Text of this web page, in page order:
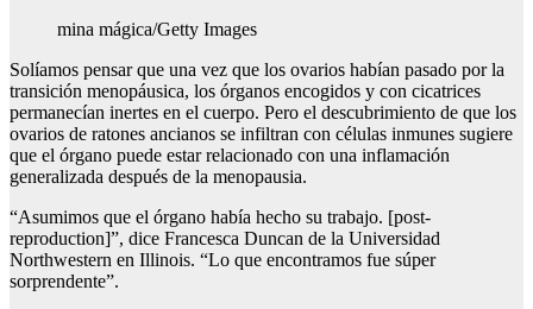
mina mágica/Getty Images
Solíamos pensar que una vez que los ovarios habían pasado por la
transición menopáusica, los órganos encogidos y con cicatrices
permanecían inertes en el cuerpo. Pero el descubrimiento de que los
ovarios de ratones ancianos se infiltran con células inmunes sugiere
que el órgano puede estar relacionado con una inflamación
generalizada después de la menopausia.
“Asumimos que el órgano había hecho su trabajo. [post-
reproduction]”, dice Francesca Duncan de la Universidad
Northwestern en Illinois. “Lo que encontramos fue súper
sorprendente”.